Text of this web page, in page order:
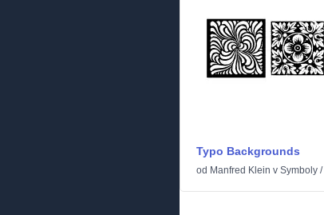
Typo Backgrounds
od Manfred Klein v Symboly /